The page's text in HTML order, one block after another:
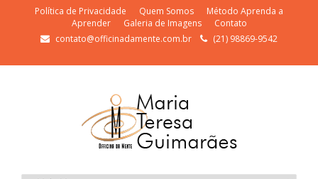
Política de Privacidade Quem Somos
Método Aprenda a
Aprender
Galeria de Imagens
Contato
contato@officinadamente.com.br
(21) 98869-9542